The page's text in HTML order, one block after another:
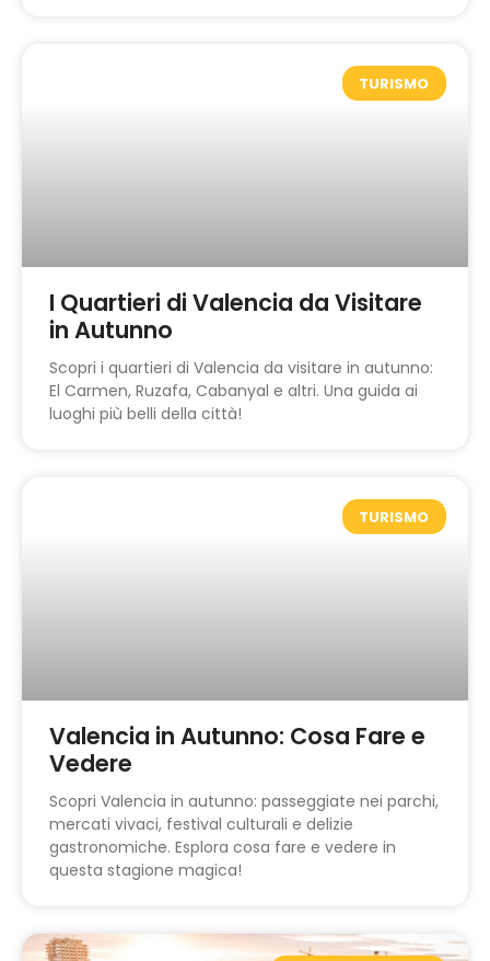
TURISMO
I Quartieri di Valencia da Visitare
in Autunno
Scopri i quartieri di Valencia da visitare in autunno:
El Carmen, Ruzafa, Cabanyal e altri. Una guida ai
luoghi più belli della città!
TURISMO
Valencia in Autunno: Cosa Fare e
Vedere
Scopri Valencia in autunno: passeggiate nei parchi,
mercati vivaci, festival culturali e delizie
gastronomiche. Esplora cosa fare e vedere in
questa stagione magica!